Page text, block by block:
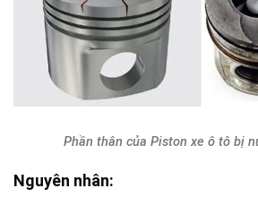
Phần thân của Piston xe ô tô bị
Nguyên nhân: